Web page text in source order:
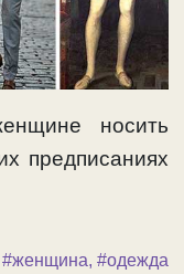
носить
предписаниях
#женщина, #одежда